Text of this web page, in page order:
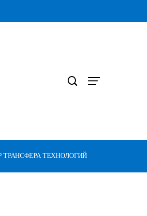
ТРАНСФЕРА ТЕХНОЛОГИЙ